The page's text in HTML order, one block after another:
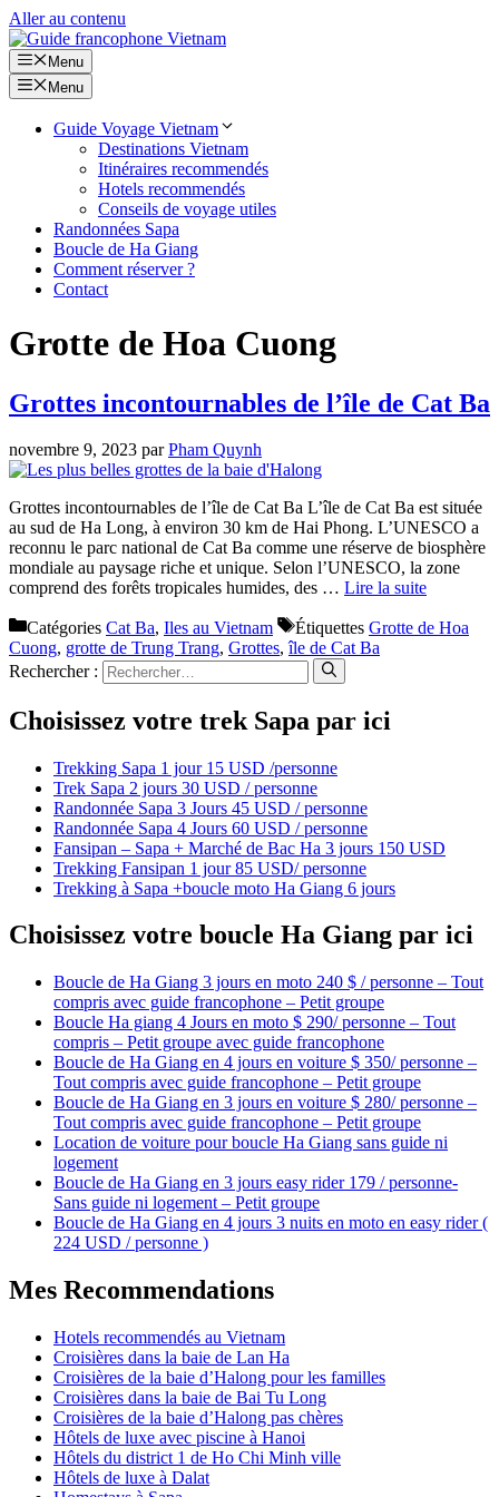
Aller au contenu
Menu
Menu
Guide Voyage Vietnam
Destinations Vietnam
Itinéraires recommendés
Hotels recommendés
Conseils de voyage utiles
Randonnées Sapa
Boucle de Ha Giang
Comment réserver ?
Contact
Grotte de Hoa Cuong
Grottes incontournables de l’île de Cat Ba
novembre 9, 2023 parPham Quynh
Grottes incontournables de l’île de Cat Ba L’île de Cat Ba est située
au sud de Ha Long, à environ 30 km de Hai Phong. L’UNESCO a
reconnu le parc national de Cat Ba comme une réserve de biosphère
mondiale au paysage riche et unique. Selon l’UNESCO, la zone
comprend des forêts tropicales humides, des … Lire la suite
Catégories Cat Ba, Iles au Vietnam Étiquettes Grotte de Hoa
Cuong, grotte de Trung Trang, Grottes,île de Cat Ba
Rechercher :
Choisissez votre trek Sapa par ici
Trekking Sapa 1 jour 15 USD /personne
Trek Sapa 2 jours 30 USD / personne
Randonnée Sapa 3 Jours 45 USD / personne
Randonnée Sapa 4 Jours 60 USD / personne
Fansipan – Sapa + Marché de Bac Ha 3 jours 150 USD
Trekking Fansipan 1 jour 85 USD/ personne
Trekking à Sapa +boucle moto Ha Giang 6 jours
Choisissez votre boucle Ha Giang par ici
Boucle de Ha Giang 3 jours en moto 240 $ / personne – Tout
compris avec guide francophone – Petit groupe
Boucle Ha giang 4 Jours en moto $ 290/ personne – Tout
compris – Petit groupe avec guide francophone
Boucle de Ha Giang en 4 jours en voiture $ 350/ personne –
Tout compris avec guide francophone – Petit groupe
Boucle de Ha Giang en 3 jours en voiture $ 280/ personne –
Tout compris avec guide francophone – Petit groupe
Location de voiture pour boucle Ha Giang sans guide ni
logement
Boucle de Ha Giang en 3 jours easy rider 179 / personne-
Sans guide ni logement – Petit groupe
Boucle de Ha Giang en 4 jours 3 nuits en moto en easy rider (
224 USD / personne )
Mes Recommendations
Hotels recommendés au Vietnam
Croisières dans la baie de Lan Ha
Croisières de la baie d’Halong pour les familles
Croisières dans la baie de Bai Tu Long
Croisières de la baie d’Halong pas chères
Hôtels de luxe avec piscine à Hanoi
Hôtels du district 1 de Ho Chi Minh ville
Hôtels de luxe à Dalat